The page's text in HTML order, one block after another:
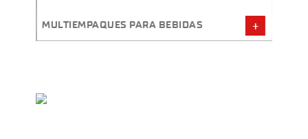
MULTIEMPAQUES PARA BEBIDAS